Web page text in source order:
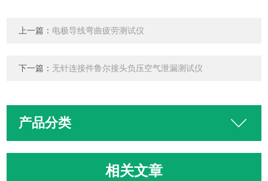
上一篇： 电极导线弯曲疲劳测试仪
下一篇： 无针连接件鲁尔接头负压空气泄漏测试仪
产品分类
相关文章